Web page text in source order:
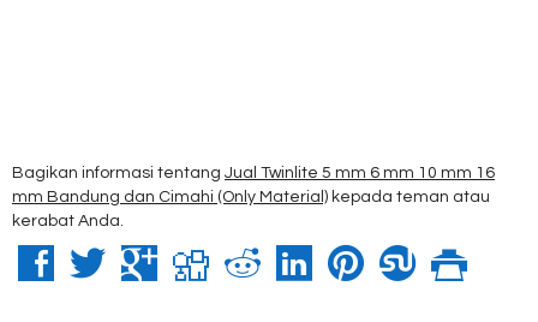
Bagikan informasi tentang Jual Twinlite 5 mm 6 mm 10 mm 16
mm Bandung dan Cimahi (Only Material) kepada teman atau
kerabat Anda.